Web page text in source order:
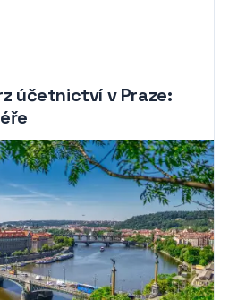
účetnictví v Praze: